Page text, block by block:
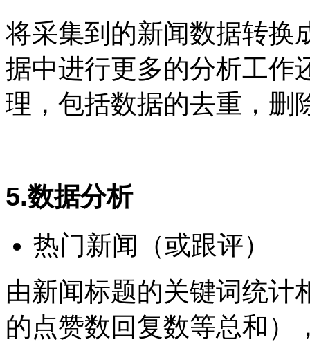
将采集到的新闻数据转换
据中进行更多的分析工作
理，包括数据的去重，删
5.数据分析
热门新闻（或跟评）
由新闻标题的关键词统计
的点赞数回复数等总和）